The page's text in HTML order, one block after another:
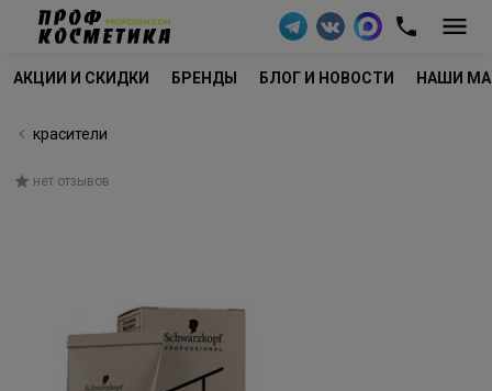
АКЦИИ И СКИДКИ БРЕНДЫ БЛОГ И НОВОСТИ НАШИ
красители
нет отзывов